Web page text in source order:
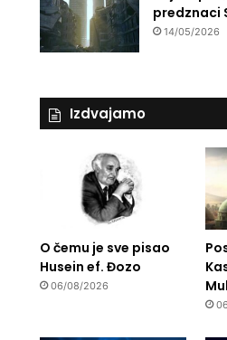
predznaci
14/05/2026
Izdvajamo
O čemu je sve pisao
Husein ef. Đozo
06/08/2026